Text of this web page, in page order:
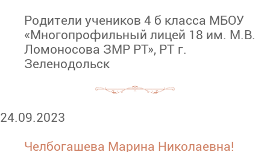
Родители учеников 4 б класса МБОУ
«Многопрофильный лицей 18 им. М.В.
Ломоносова ЗМР РТ», РТ г.
Зеленодольск
24.09.2023
Челбогашева Марина Николаевна!